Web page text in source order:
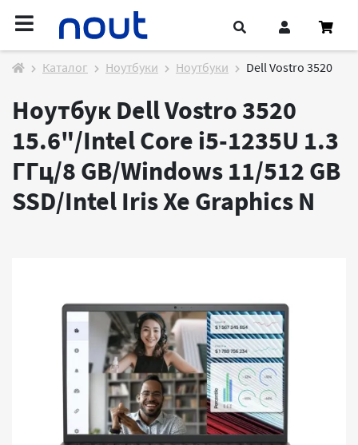
Каталог Ноутбуки Ноутбуки Dell Vostro 3520
Ноутбук Dell Vostro 3520
15.6"/Intel Core i5-1235U 1.3
ГГц/8 GB/Windows 11/512 GB
SSD/Intel Iris Xe Graphics N